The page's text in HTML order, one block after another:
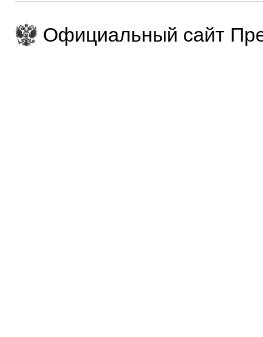
Официальный сайт